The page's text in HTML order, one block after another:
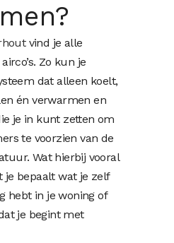
vind je alle
Zo kun je
dat alleen koelt,
én verwarmen en
je in kunt zetten om
te voorzien van de
Wat hierbij vooral
je bepaalt wat je zelf
hebt in je woning of
je begint met